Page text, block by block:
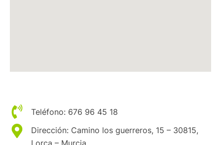
Teléfono: 676 96 45 18
Dirección: Camino los guerreros, 15 – 30815,
Lorca – Murcia